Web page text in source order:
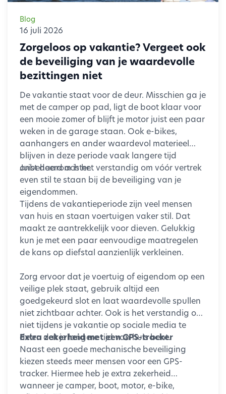
Blog
16 juli 2026
Zorgeloos op vakantie? Vergeet ook
de beveiliging van je waardevolle
bezittingen niet
De vakantie staat voor de deur. Misschien ga je
met de camper op pad, ligt de boot klaar voor
een mooie zomer of blijft je motor juist een paar
weken in de garage staan. Ook e-bikes,
aanhangers en ander waardevol materieel
blijven in deze periode vaak langere tijd
onbeheerd achter.
Juist daarom is het verstandig om vóór vertrek
even stil te staan bij de beveiliging van je
eigendommen.
Tijdens de vakantieperiode zijn veel mensen
van huis en staan voertuigen vaker stil. Dat
maakt ze aantrekkelijk voor dieven. Gelukkig
kun je met een paar eenvoudige maatregelen
de kans op diefstal aanzienlijk verkleinen.
Zorg ervoor dat je voertuig of eigendom op een
veilige plek staat, gebruik altijd een
goedgekeurd slot en laat waardevolle spullen
niet zichtbaar achter. Ook is het verstandig om
niet tijdens je vakantie op sociale media te
delen dat je langere tijd van huis bent.
Extra zekerheid met een GPS-tracker
Naast een goede mechanische beveiliging
kiezen steeds meer mensen voor een GPS-
tracker. Hiermee heb je extra zekerheid
wanneer je camper, boot, motor, e-bike,